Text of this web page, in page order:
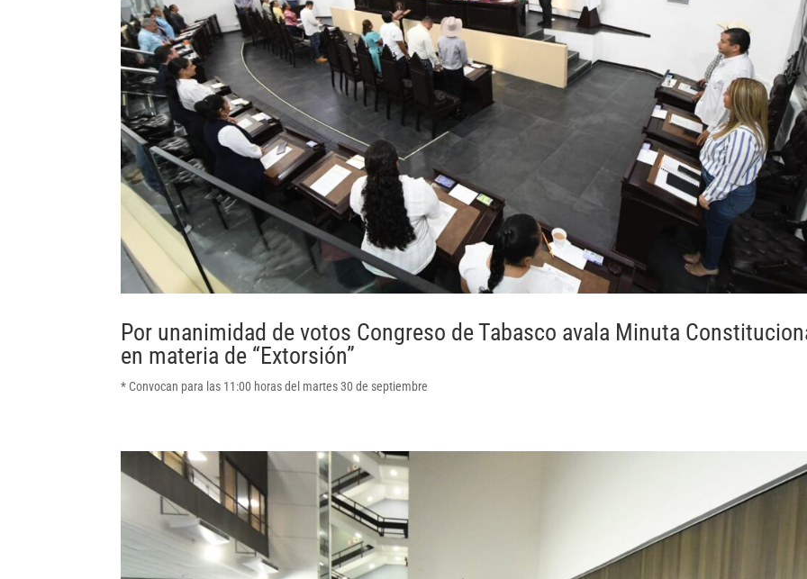
Por unanimidad de votos Congreso de Tabasco avala Minuta
en materia de “Extorsión”
* Convocan para las 11:00 horas del martes 30 de septiembre